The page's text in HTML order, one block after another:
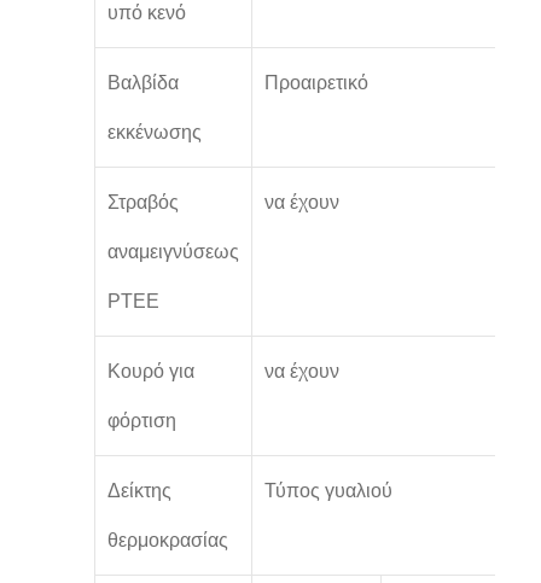
υπό κενό
Βαλβίδα
εκκένωσης
Προαιρετικό
Στραβός
αναμειγνύσεως
PTEE
να έχουν
Κουρό για
φόρτιση
να έχουν
Δείκτης
θερμοκρασίας
Τύπος γυαλιού